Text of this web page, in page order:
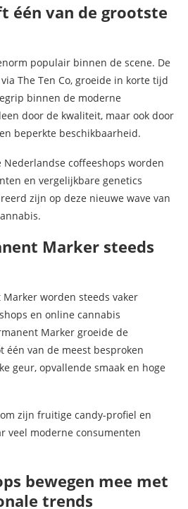
één van de grootste
populair binnen de scene. De
The Ten Co, groeide in korte tijd
binnen de moderne
door de kwaliteit, maar ook door
beperkte beschikbaarheid.
Nederlandse coffeeshops worden
en vergelijkbare genetics
zijn op deze nieuwe wave van
Marker steeds
Marker worden steeds vaker
en online cannabis
Marker groeide de
van de meest besproken
geur, opvallende smaak en hoge
zijn fruitige candy-profiel en
veel moderne consumenten
bewegen mee met
trends